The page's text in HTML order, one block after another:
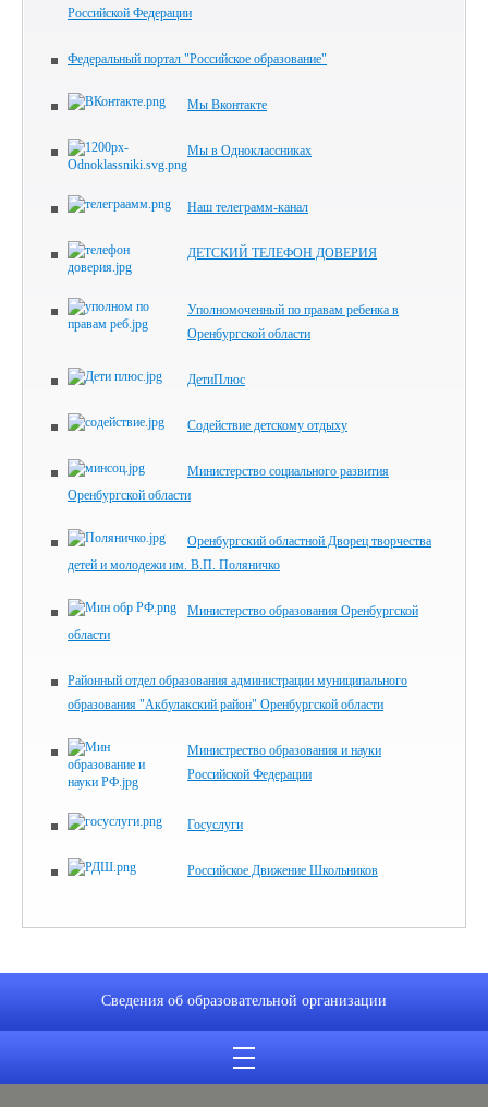
Российской Федерации
Федеральный портал "Российское образование"
Мы Вконтакте
Мы в Одноклассниках
Наш телеграмм-канал
ДЕТСКИЙ ТЕЛЕФОН ДОВЕРИЯ
Уполномоченный по правам ребенка в
Оренбургской области
ДетиПлюс
Содействие детскому отдыху
Министерство социального развития
Оренбургской области
Оренбургский областной Дворец творчества
детей и молодежи им. В.П. Поляничко
Министерство образования Оренбургской
области
Районный отдел образования администрации муниципального
образования "Акбулакский район" Оренбургской области
Министрество образования и науки
Российской Федерации
Госуслуги
Российское Движение Школьников
Сведения об образовательной организации